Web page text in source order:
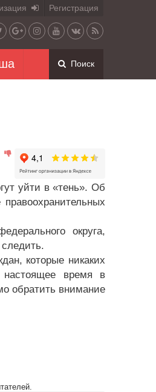
Регистрация
Поиск
уйти в «тень». Об
округа,
которые никаких
время в
обратить внимание